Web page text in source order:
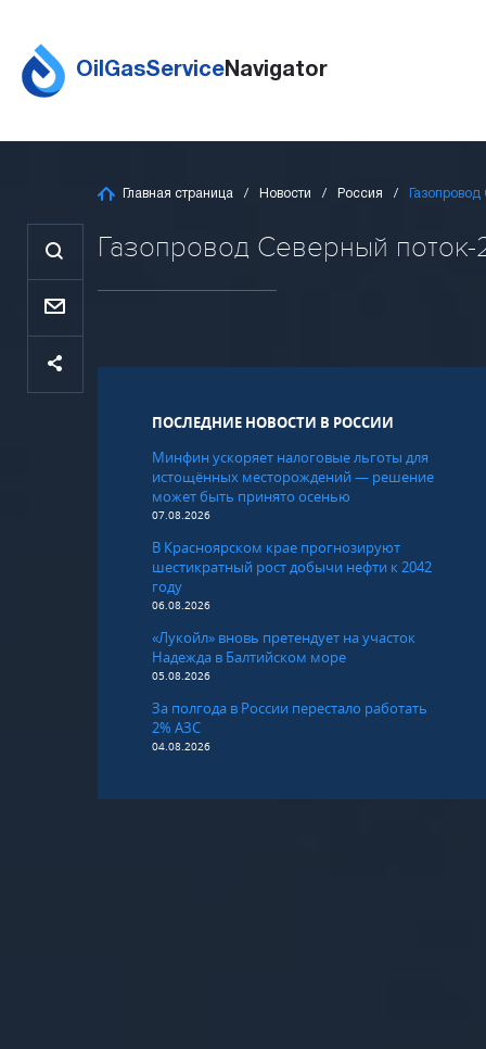
OilGasServiceNavigator
Главная страница Новости Россия
Газопровод Северный поток-
ПОСЛЕДНИЕ НОВОСТИ В РОССИИ
Минфин ускоряет налоговые льготы для
истощённых месторождений — решение
может быть принято осенью
07.08.2026
В Красноярском крае прогнозируют
шестикратный рост добычи нефти к 2042
году
06.08.2026
«Лукойл» вновь претендует на участок
Надежда в Балтийском море
05.08.2026
За полгода в России перестало работать
2% АЗС
04.08.2026